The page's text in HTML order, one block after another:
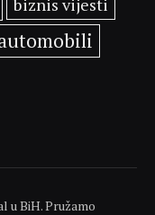
biznis vijesti
u BiH. Pružamo